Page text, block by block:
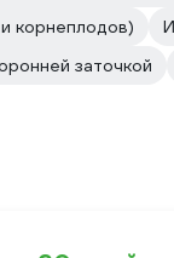
корнеплодов)
заточкой